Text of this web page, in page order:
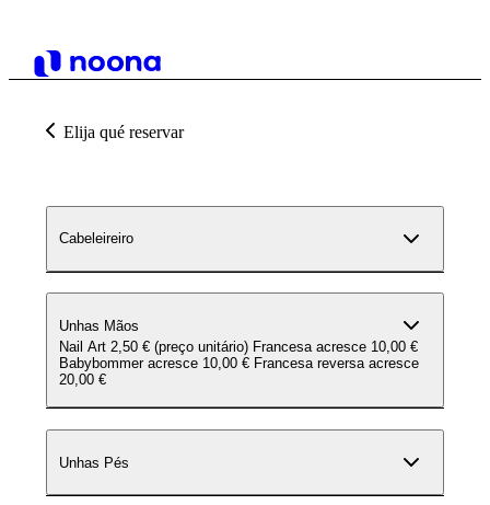
Elija qué reservar
Cabeleireiro
Unhas Mãos
Nail Art 2,50 € (preço unitário) Francesa acresce 10,00 €
Babybommer acresce 10,00 € Francesa reversa acresce
20,00 €
Unhas Pés